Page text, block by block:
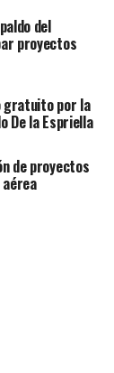
del
proyectos
gratuito por la
De la Espriella
de proyectos